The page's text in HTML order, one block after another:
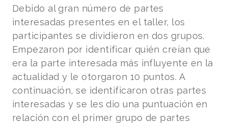
Debido al gran número de partes
interesadas presentes en el taller, los
participantes se dividieron en dos grupos.
Empezaron por identificar quién creían que
era la parte interesada más influyente en la
actualidad y le otorgaron 10 puntos. A
continuación, se identificaron otras partes
interesadas y se les dio una puntuación en
relación con el primer grupo de partes